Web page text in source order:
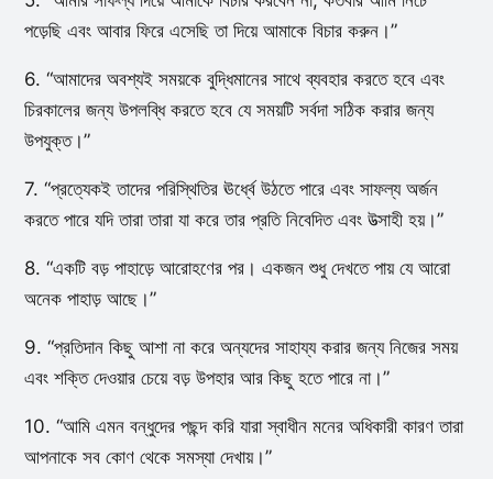
পড়েছি এবং আবার ফিরে এসেছি তা দিয়ে আমাকে বিচার করুন।”
6. “আমাদের অবশ্যই সময়কে বুদ্ধিমানের সাথে ব্যবহার করতে হবে এবং
চিরকালের জন্য উপলব্ধি করতে হবে যে সময়টি সর্বদা সঠিক করার জন্য
উপযুক্ত।”
7. “প্রত্যেকই তাদের পরিস্থিতির ঊর্ধ্বে উঠতে পারে এবং সাফল্য অর্জন
করতে পারে যদি তারা তারা যা করে তার প্রতি নিবেদিত এবং উত্সাহী হয়।”
8. “একটি বড় পাহাড়ে আরোহণের পর। একজন শুধু দেখতে পায় যে আরো
অনেক পাহাড় আছে।”
9. “প্রতিদান কিছু আশা না করে অন্যদের সাহায্য করার জন্য নিজের সময়
এবং শক্তি দেওয়ার চেয়ে বড় উপহার আর কিছু হতে পারে না।”
10. “আমি এমন বন্ধুদের পছন্দ করি যারা স্বাধীন মনের অধিকারী কারণ তারা
আপনাকে সব কোণ থেকে সমস্যা দেখায়।”